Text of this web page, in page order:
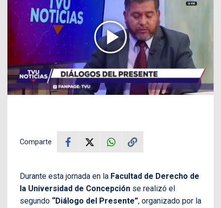
Comparte
Durante esta jornada en la Facultad de Derecho de
la Universidad de Concepción se realizó el
segundo “Diálogo del Presente”, organizado por la